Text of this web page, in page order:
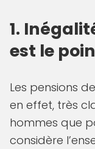
1.
est le
Les pensions
en effet, très
hommes que
considère